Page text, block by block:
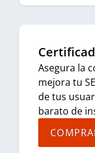
Asegura la
mejora tu
de tus
barato de